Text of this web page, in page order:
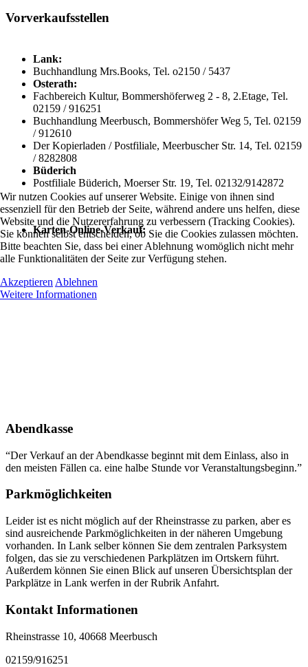
Vorverkaufsstellen
Lank:
Buchhandlung Mrs.Books, Tel. o2150 / 5437
Osterath:
Fachbereich Kultur, Bommershöferweg 2 - 8, 2.Etage, Tel.
02159 / 916251
Buchhandlung Meerbusch, Bommershöfer Weg 5, Tel. 02159
/ 912610
Der Kopierladen / Postfiliale, Meerbuscher Str. 14, Tel. 02159
/ 8282808
Büderich
Postfiliale Büderich, Moerser Str. 19, Tel. 02132/9142872
Karten-Online-Verkauf:
Abendkasse
“Der Verkauf an der Abendkasse beginnt mit dem Einlass, also in
den meisten Fällen ca. eine halbe Stunde vor Veranstaltungsbeginn.”
Parkmöglichkeiten
Leider ist es nicht möglich auf der Rheinstrasse zu parken, aber es
sind ausreichende Parkmöglichkeiten in der näheren Umgebung
vorhanden. In Lank selber können Sie dem zentralen Parksystem
folgen, das sie zu verschiedenen Parkplätzen im Ortskern führt.
Außerdem können Sie einen Blick auf unseren Übersichtsplan der
Parkplätze in Lank werfen in der Rubrik Anfahrt.
Kontakt Informationen
Rheinstrasse 10, 40668 Meerbusch
02159/916251
Wir nutzen Cookies auf unserer Website. Einige von ihnen sind
essenziell für den Betrieb der Seite, während andere uns helfen, diese
Website und die Nutzererfahrung zu verbessern (Tracking Cookies).
Sie können selbst entscheiden, ob Sie die Cookies zulassen möchten.
Bitte beachten Sie, dass bei einer Ablehnung womöglich nicht mehr
alle Funktionalitäten der Seite zur Verfügung stehen.
Akzeptieren Ablehnen
Weitere Informationen